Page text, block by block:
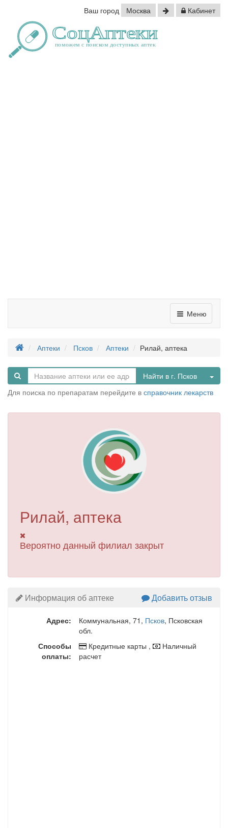
Ваш город Москва Кабинет
Меню
Аптеки Псков Аптеки Рилай, аптека
Найти в г. Псков
Для поиска по препаратам перейдите в справочник лекарств
Рилай, аптека
Вероятно данный филиал закрыт
Информация об аптеке Добавить отзыв
Адрес: Коммунальная, 71 , Псков, Псковская
обл.
Способы
оплаты:
Кредитные карты ,
Наличный
расчет